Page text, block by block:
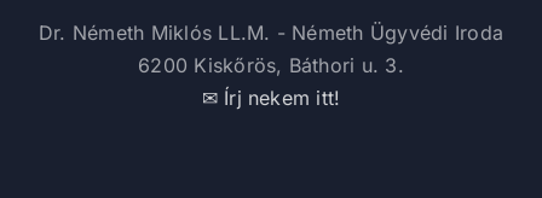
Dr. Németh Miklós LL.M. - Németh Ügyvédi Iroda
6200 Kiskőrös, Báthori u. 3.
✉ Írj nekem itt!